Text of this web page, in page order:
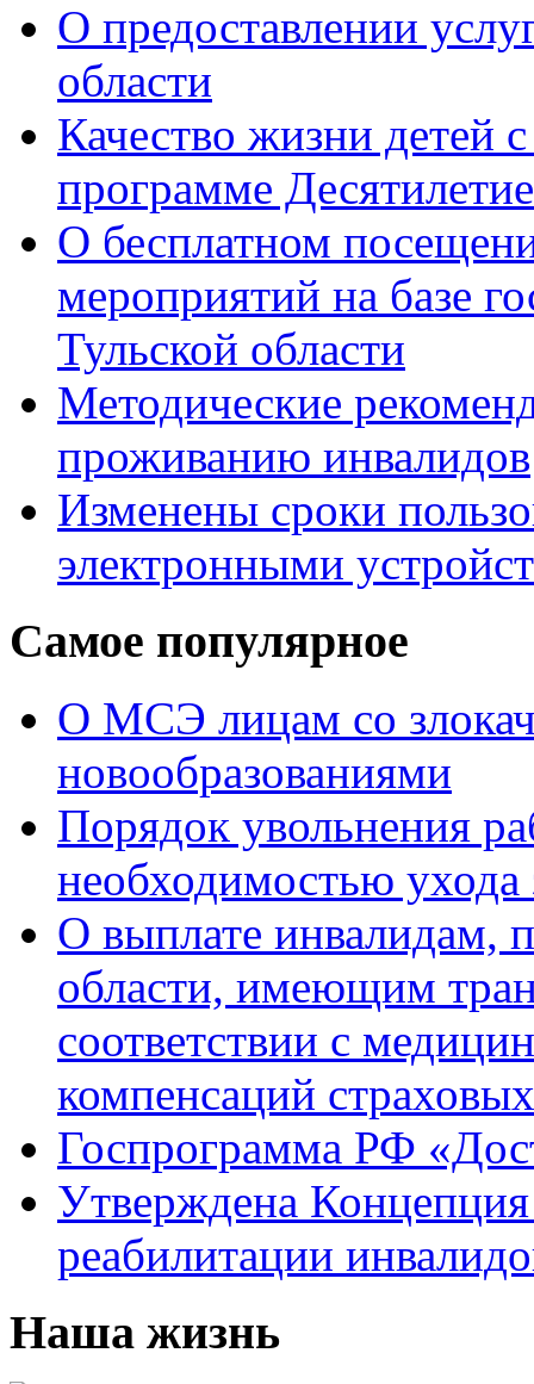
О предоставлении
области
Качество жизни детей
программе
О бесплатном
мероприятий на базе
Тульской области
Методические
проживанию инвалидов
Изменены сроки
электронными
Самое популярное
О МСЭ лицам со
новообразованиями
Порядок увольнения
необходимостью
О выплате инвалидам,
области, имеющим
соответствии с
компенсаций
Госпрограмма РФ
Утверждена
реабилитации
Наша жизнь